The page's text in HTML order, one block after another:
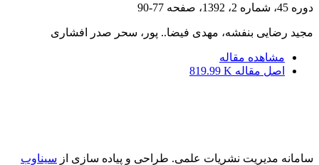
دوره 45، شماره 2، 1392، صفحه 77-90
مجید رضایی بنفشه، مهدی فیض‎ا.. پور، سحر صدر افشاری
مشاهده مقاله
اصل مقاله 819.99 K
سامانه مدیریت نشریات علمی. طراحی و پیاده سازی از سیناوب